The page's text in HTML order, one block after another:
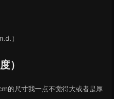
）
）
的尺寸我一点不觉得大或者是厚